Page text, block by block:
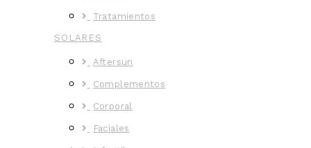
Tratamientos
SOLARES
Aftersun
Complementos
Corporal
Faciales